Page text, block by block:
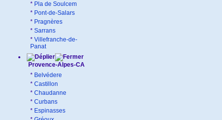
* Pla de Soulcem
* Pont-de-Salars
* Pragnères
* Sarrans
* Villefranche-de-
Panat
Provence-Alpes-CA
* Belvédere
* Castillon
* Chaudanne
* Curbans
* Espinasses